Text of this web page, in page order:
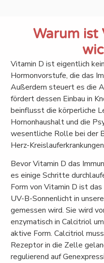
Warum ist
Vitamin D ist eigentlich
Hormonvorstufe, die das
Außerdem steuert es die
fördert dessen Einbau in
beinflusst die körperliche
Hornonhaushalt und die
wesentliche Rolle bei der
Herz-
Bevor Vitamin D das
es einige Schritte
Form von Vitamin D ist
UV-B-Sonnenlicht in
gemessen wird. Sie wird
enzymatisch in Calcitriol
aktive Form. Calcitriol
Rezeptor in die Zelle
regulierend auf